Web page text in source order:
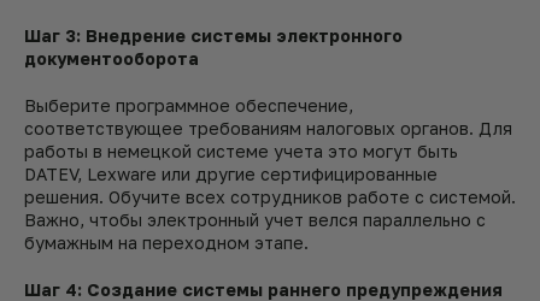
Шаг 3: Внедрение системы электронного
документооборота
Выберите программное обеспечение,
соответствующее требованиям налоговых органов. Для
работы в немецкой системе учета это могут быть
DATEV, Lexware или другие сертифицированные
решения. Обучите всех сотрудников работе с системой.
Важно, чтобы электронный учет велся параллельно с
бумажным на переходном этапе.
Шаг 4: Создание системы раннего предупреждения